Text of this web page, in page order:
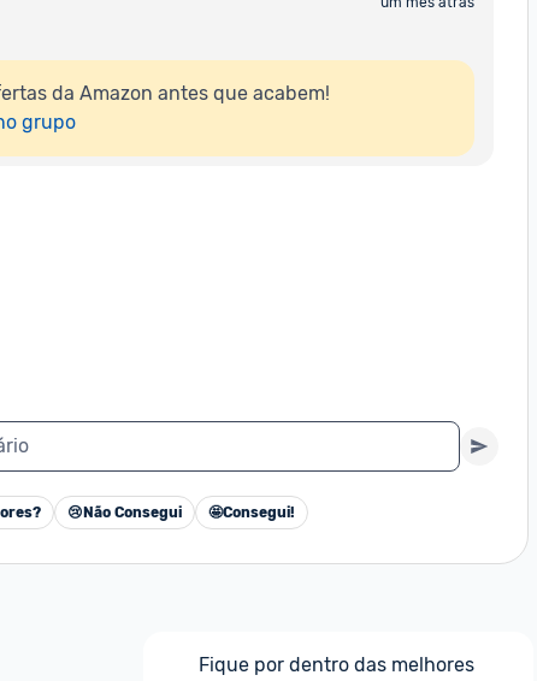
da Amazon antes que acabem!
grupo
😢 Não Consegui 🤩Consegui!
Fique por dentro das melhores